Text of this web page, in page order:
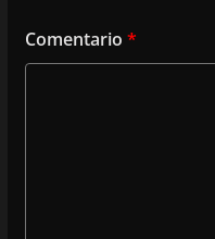
Comentario *